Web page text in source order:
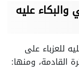
عليه
للعزباء على
القادمة، ومنها: